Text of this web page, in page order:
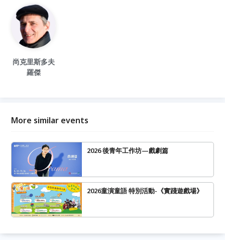
尚克里斯多夫
羅傑
More similar events
2026 後青年工作坊—戲劇篇
2026童演童語 特別活動-《實踐遊戲場》